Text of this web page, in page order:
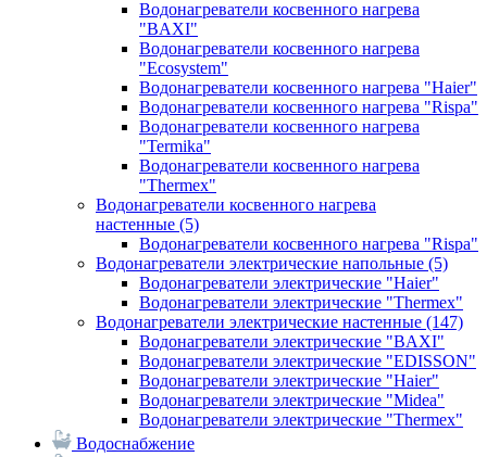
Водонагреватели косвенного нагрева
"BAXI"
Водонагреватели косвенного нагрева
"Ecosystem"
Водонагреватели косвенного нагрева "Haier"
Водонагреватели косвенного нагрева "Rispa"
Водонагреватели косвенного нагрева
"Termika"
Водонагреватели косвенного нагрева
"Thermex"
Водонагреватели косвенного нагрева
настенные (5)
Водонагреватели косвенного нагрева "Rispa"
Водонагреватели электрические напольные (5)
Водонагреватели электрические "Haier"
Водонагреватели электрические "Thermex"
Водонагреватели электрические настенные (147)
Водонагреватели электрические "BAXI"
Водонагреватели электрические "EDISSON"
Водонагреватели электрические "Haier"
Водонагреватели электрические "Midea"
Водонагреватели электрические "Thermex"
Водоснабжение